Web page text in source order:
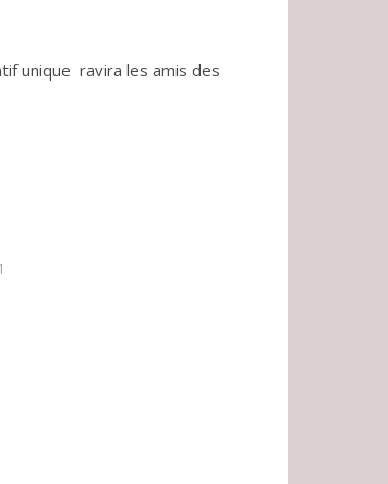
unique ravira les amis des